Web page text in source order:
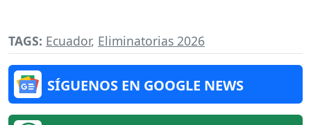
TAGS: Ecuador, Eliminatorias 2026
SÍGUENOS EN GOOGLE NEWS